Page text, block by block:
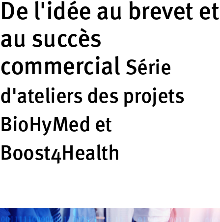
De l'idée au brevet et
au succès
commercial Série
d'ateliers des projets
BioHyMed et
Boost4Health